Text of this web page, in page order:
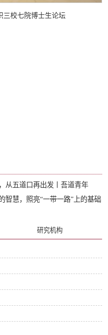
三校七院博士生论坛
从五道口再出发丨吾道青年
智慧，照亮“一带一路”上的基础
研究机构